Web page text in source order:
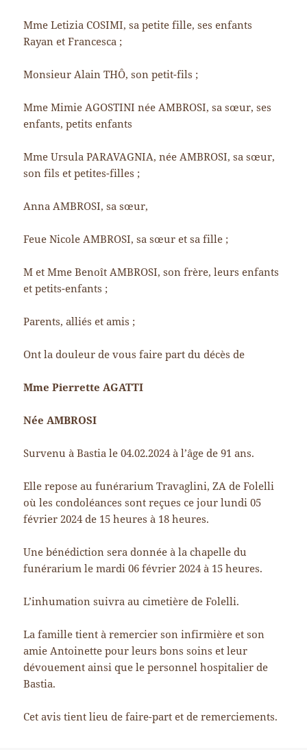
Mme Letizia COSIMI, sa petite fille, ses enfants
Rayan et Francesca ;
Monsieur Alain THÔ, son petit-fils ;
Mme Mimie AGOSTINI née AMBROSI, sa sœur, ses
enfants, petits enfants
Mme Ursula PARAVAGNIA, née AMBROSI, sa sœur,
son fils et petites-filles ;
Anna AMBROSI, sa sœur,
Feue Nicole AMBROSI, sa sœur et sa fille ;
M et Mme Benoît AMBROSI, son frère, leurs enfants
et petits-enfants ;
Parents, alliés et amis ;
Ont la douleur de vous faire part du décès de
Mme Pierrette AGATTI
Née AMBROSI
Survenu à Bastia le 04.02.2024 à l’âge de 91 ans.
Elle repose au funérarium Travaglini, ZA de Folelli
où les condoléances sont reçues ce jour lundi 05
février 2024 de 15 heures à 18 heures.
Une bénédiction sera donnée à la chapelle du
funérarium le mardi 06 février 2024 à 15 heures.
L’inhumation suivra au cimetière de Folelli.
La famille tient à remercier son infirmière et son
amie Antoinette pour leurs bons soins et leur
dévouement ainsi que le personnel hospitalier de
Bastia.
Cet avis tient lieu de faire-part et de remerciements.